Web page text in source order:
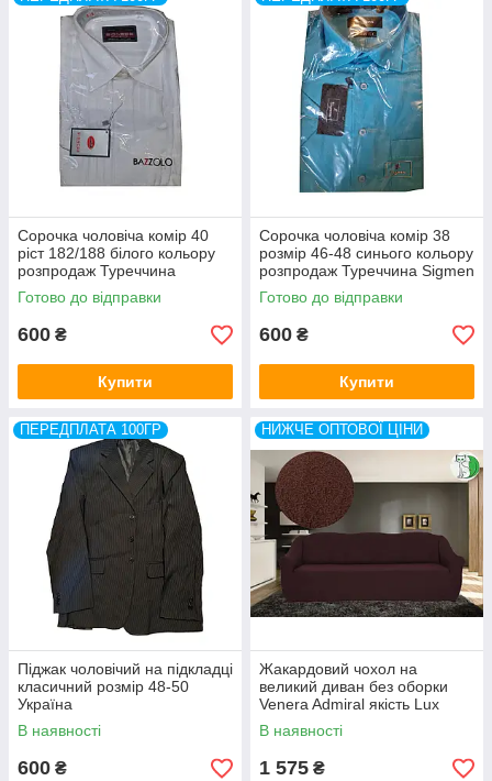
Сорочка чоловіча комір 40
ріст 182/188 білого кольору
розпродаж Туреччина
Bazzolo
Готово до відправки
600 ₴
Купити
Сорочка чоловіча комір 38
розмір 46-48 синього кольору
розпродаж Туреччина Sigmen
Готово до відправки
600 ₴
Купити
ПЕРЕДПЛАТА 100ГР
Піджак чоловічий на підкладці
класичний розмір 48-50
Україна
В наявності
600 ₴
НИЖЧЕ ОПТОВОЇ ЦІНИ
Жакардовий чохол на
великий диван без оборки
Venera Admiral якість Lux
Туреччина
В наявності
1 575 ₴